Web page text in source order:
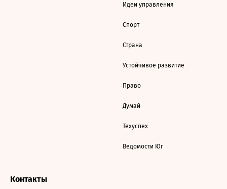
Идеи управления
Спорт
Страна
Устойчивое развитие
Право
Думай
Техуспех
Ведомости Юг
Контакты